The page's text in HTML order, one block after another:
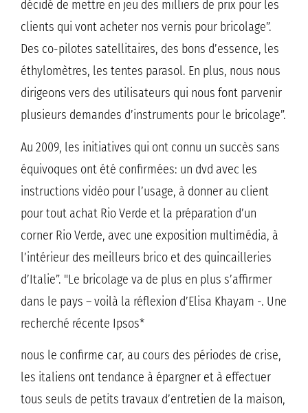
décidé de mettre en jeu des milliers de prix pour les
clients qui vont acheter nos vernis pour bricolage”.
Des co-pilotes satellitaires, des bons d’essence, les
éthylomètres, les tentes parasol. En plus, nous nous
dirigeons vers des utilisateurs qui nous font parvenir
plusieurs demandes d’instruments pour le bricolage”.
Au 2009, les initiatives qui ont connu un succès sans
équivoques ont été confirmées: un dvd avec les
instructions vidéo pour l’usage, à donner au client
pour tout achat Rio Verde et la préparation d’un
corner Rio Verde, avec une exposition multimédia, à
l’intérieur des meilleurs brico et des quincailleries
d’Italie”. "Le bricolage va de plus en plus s’affirmer
dans le pays – voilà la réflexion d’Elisa Khayam -. Une
recherché récente Ipsos*
nous le confirme car, au cours des périodes de crise,
les italiens ont tendance à épargner et à effectuer
tous seuls de petits travaux d’entretien de la maison,